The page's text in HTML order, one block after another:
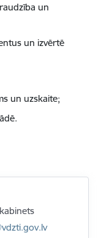
un
un izvērtē
un uzskaite;